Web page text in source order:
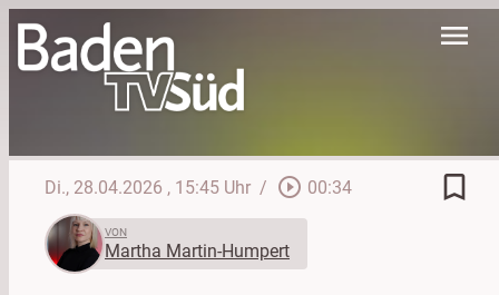
menu
Di., 28.04.2026 , 15:45 Uhr / play_circle_outline 00:34 bookmark_border
VON
Martha Martin-Humpert